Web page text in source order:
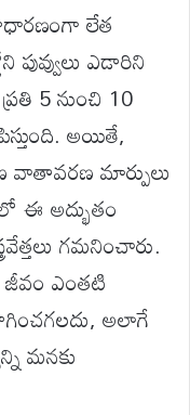
లేత
ఎడారిని
5 నుంచి 10
అయితే,
మార్పులు
ఈ అద్భుతం
గమనించారు.
ఎంతటి
అలాగే
మనకు